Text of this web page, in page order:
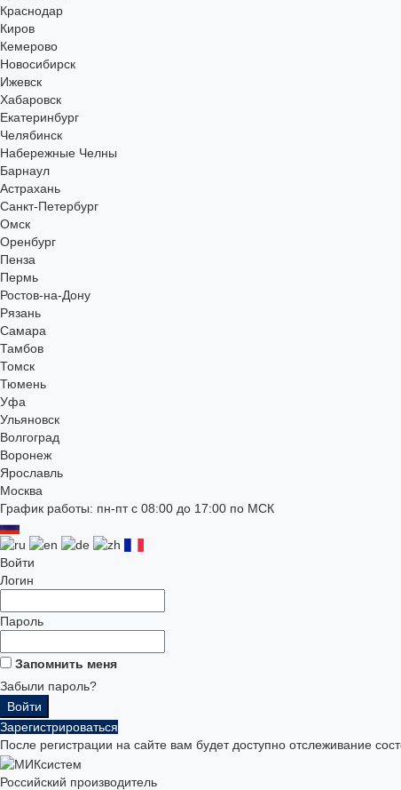
Краснодар
Киров
Кемерово
Новосибирск
Ижевск
Хабаровск
Екатеринбург
Челябинск
Набережные Челны
Барнаул
Астрахань
Санкт-Петербург
Омск
Оренбург
Пенза
Пермь
Ростов-на-Дону
Рязань
Самара
Тамбов
Томск
Тюмень
Уфа
Ульяновск
Волгоград
Воронеж
Ярославль
Москва
График работы: пн-пт с 08:00 до 17:00 по МСК
Войти
Логин
Пароль
Запомнить меня
Забыли пароль?
Зарегистрироваться
После регистрации на сайте вам будет доступно отслеживание
Российский производитель